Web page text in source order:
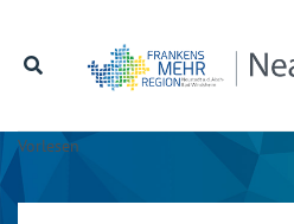
Vorlesen